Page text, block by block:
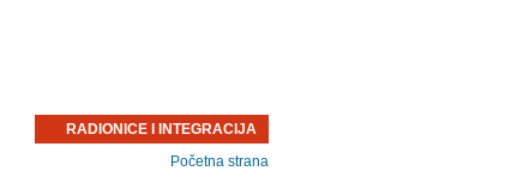
RADIONICE I INTEGRACIJA
Početna strana